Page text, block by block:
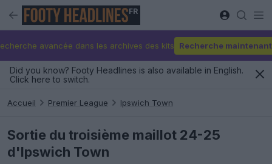
FR
avancée dans les archives des kits Recherche maintenant
Did you know? Footy Headlines is also available in English.
Click here to switch.
Accueil Premier League Ipswich Town
Sortie du troisième maillot 24-25
d'Ipswich Town